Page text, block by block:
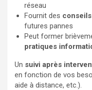
réseau
Fournit des
futures pannes
Peut former
pratiques
Un suivi après
en fonction de vos
aide à distance, etc.).